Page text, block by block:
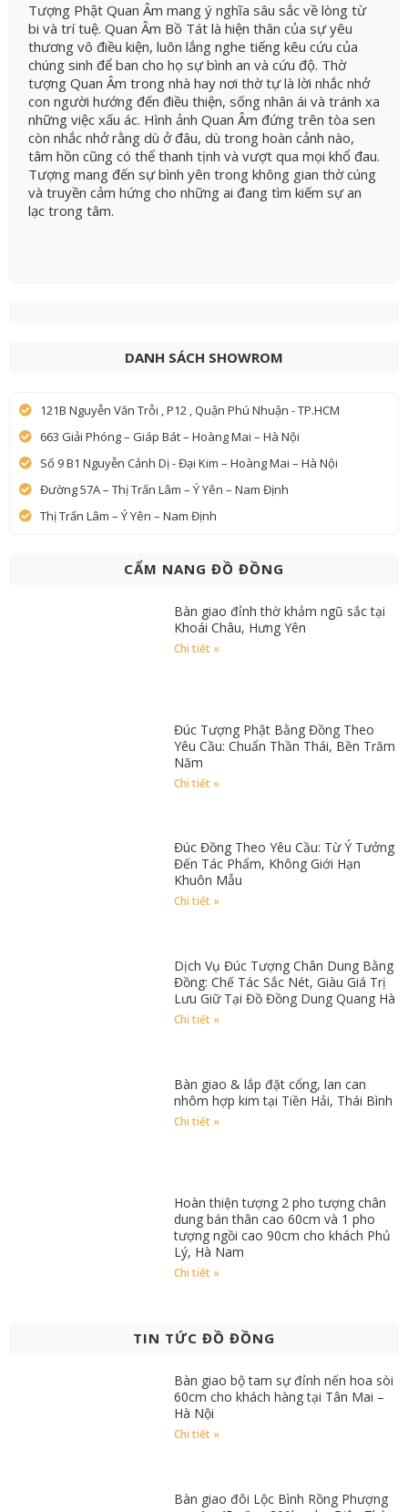
Tượng Phật Quan Âm mang ý nghĩa sâu sắc về lòng từ
bi và trí tuệ. Quan Âm Bồ Tát là hiện thân của sự yêu
thương vô điều kiện, luôn lắng nghe tiếng kêu cứu của
chúng sinh để ban cho họ sự bình an và cứu độ. Thờ
tượng Quan Âm trong nhà hay nơi thờ tự là lời nhắc nhở
con người hướng đến điều thiện, sống nhân ái và tránh xa
những việc xấu ác. Hình ảnh Quan Âm đứng trên tòa sen
còn nhắc nhở rằng dù ở đâu, dù trong hoàn cảnh nào,
tâm hồn cũng có thể thanh tịnh và vượt qua mọi khổ đau.
Tượng mang đến sự bình yên trong không gian thờ cúng
và truyền cảm hứng cho những ai đang tìm kiếm sự an
lạc trong tâm.
DANH SÁCH SHOWROM
121B Nguyễn Văn Trỗi , P12 , Quận Phú Nhuận - TP.HCM
663 Giải Phóng – Giáp Bát – Hoàng Mai – Hà Nội
Số 9 B1 Nguyễn Cảnh Dị - Đại Kim – Hoàng Mai – Hà Nội
Đường 57A – Thị Trấn Lâm – Ý Yên – Nam Định
Thị Trấn Lâm – Ý Yên – Nam Định
CẨM NANG ĐỒ ĐỒNG
Bàn giao đỉnh thờ khảm ngũ sắc tại
Khoái Châu, Hưng Yên
Chi tiết »
Đúc Tượng Phật Bằng Đồng Theo
Yêu Cầu: Chuẩn Thần Thái, Bền Trăm
Năm
Chi tiết »
Đúc Đồng Theo Yêu Cầu: Từ Ý Tưởng
Đến Tác Phẩm, Không Giới Hạn
Khuôn Mẫu
Chi tiết »
Dịch Vụ Đúc Tượng Chân Dung Bằng
Đồng: Chế Tác Sắc Nét, Giàu Giá Trị
Lưu Giữ Tại Đồ Đồng Dung Quang Hà
Chi tiết »
Bàn giao & lắp đặt cổng, lan can
nhôm hợp kim tại Tiền Hải, Thái Bình
Chi tiết »
Hoàn thiện tượng 2 pho tượng chân
dung bán thân cao 60cm và 1 pho
tượng ngồi cao 90cm cho khách Phủ
Lý, Hà Nam
Chi tiết »
TIN TỨC ĐỒ ĐỒNG
Bàn giao bộ tam sự đỉnh nến hoa sòi
60cm cho khách hàng tại Tân Mai –
Hà Nội
Chi tiết »
Bàn giao đôi Lộc Bình Rồng Phượng